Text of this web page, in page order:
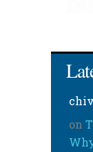
chiv
on